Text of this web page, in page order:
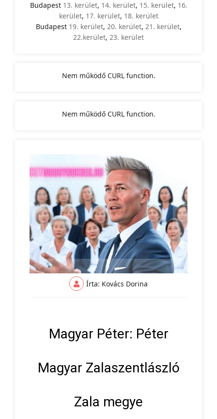
Budapest 13. kerület, 14. kerület, 15. kerület, 16.
kerület, 17. kerület, 18. kerület
Budapest 19. kerület, 20. kerület, 21. kerület,
22.kerület, 23. kerület
Nem működő CURL function.
Nem működő CURL function.
Írta: Kovács Dorina
Magyar Péter: Péter
Magyar Zalaszentlászló
Zala megye